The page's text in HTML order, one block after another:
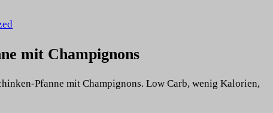
mit Champignons
Pfanne mit Champignons. Low Carb, wenig Kalorien,